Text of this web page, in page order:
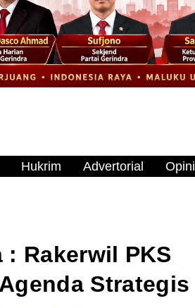
Hukrim Advertorial Opini
: Rakerwil PKS
Strategis